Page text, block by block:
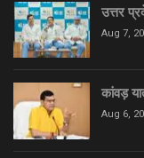
उत्तर
Aug 7,
कांवड़
Aug 6,